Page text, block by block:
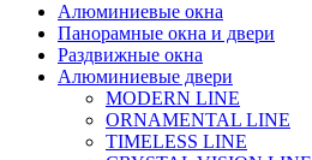
Алюминиевые окна
Панорамные окна и двери
Раздвижные окна
Алюминиевые двери
MODERN LINE
ORNAMENTAL LINE
TIMELESS LINE